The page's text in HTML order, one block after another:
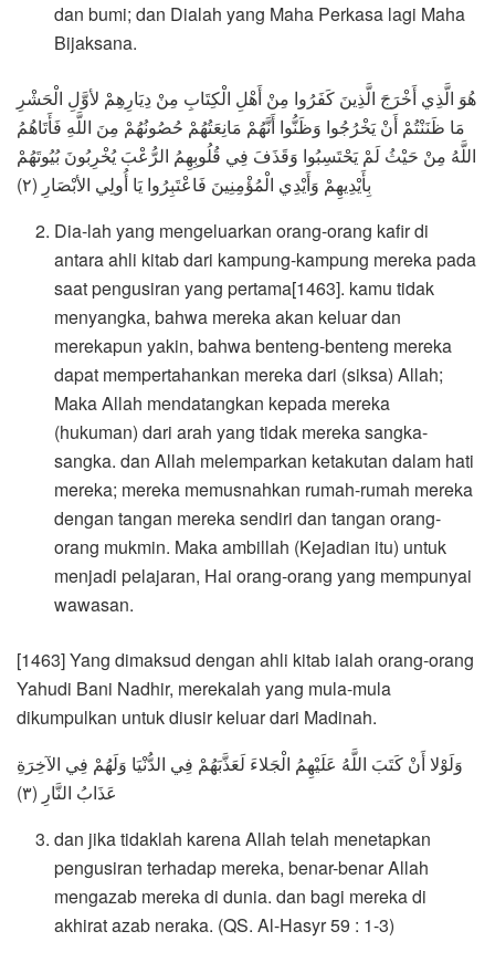
dan bumi; dan Dialah yang Maha Perkasa lagi Maha
Bijaksana.
هُوَ الَّذِي أَخْرَجَ الَّذِينَ كَفَرُوا مِنْ أَهْلِ الْكِتَابِ مِنْ دِيَارِهِمْ لأوَّلِ الْحَشْرِ
مَا ظَنَنْتُمْ أَنْ يَخْرُجُوا وَظَنُّوا أَنَّهُمْ مَانِعَتُهُمْ حُصُونُهُمْ مِنَ اللَّهِ فَأَتَاهُمُ
اللَّهُ مِنْ حَيْثُ لَمْ يَحْتَسِبُوا وَقَذَفَ فِي قُلُوبِهِمُ الرُّعْبَ يُخْرِبُونَ بُيُوتَهُمْ
بِأَيْدِيهِمْ وَأَيْدِي الْمُؤْمِنِينَ فَاعْتَبِرُوا يَا أُولِي الأبْصَارِ (٢)
Dia-lah yang mengeluarkan orang-orang kafir di
antara ahli kitab dari kampung-kampung mereka pada
saat pengusiran yang pertama[1463]. kamu tidak
menyangka, bahwa mereka akan keluar dan
merekapun yakin, bahwa benteng-benteng mereka
dapat mempertahankan mereka dari (siksa) Allah;
Maka Allah mendatangkan kepada mereka
(hukuman) dari arah yang tidak mereka sangka-
sangka. dan Allah melemparkan ketakutan dalam hati
mereka; mereka memusnahkan rumah-rumah mereka
dengan tangan mereka sendiri dan tangan orang-
orang mukmin. Maka ambillah (Kejadian itu) untuk
menjadi pelajaran, Hai orang-orang yang mempunyai
wawasan.
[1463] Yang dimaksud dengan ahli kitab ialah orang-orang
Yahudi Bani Nadhir, merekalah yang mula-mula
dikumpulkan untuk diusir keluar dari Madinah.
وَلَوْلا أَنْ كَتَبَ اللَّهُ عَلَيْهِمُ الْجَلاءَ لَعَذَّبَهُمْ فِي الدُّنْيَا وَلَهُمْ فِي الآخِرَةِ
عَذَابُ النَّارِ (٣)
dan jika tidaklah karena Allah telah menetapkan
pengusiran terhadap mereka, benar-benar Allah
mengazab mereka di dunia. dan bagi mereka di
akhirat azab neraka. (QS. Al-Hasyr 59 : 1-3)